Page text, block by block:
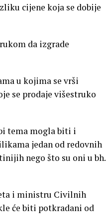
cijene koja se dobije
da izgrade
u kojima se vrši
se prodaje višestruko
tema mogla biti i
jedan od redovnih
nego što su oni u bh.
i ministru Civilnih
će biti potkradani od